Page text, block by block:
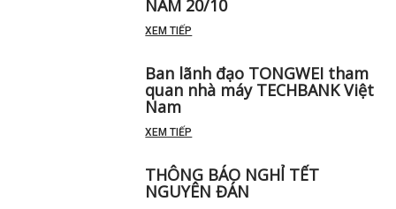
NAM 20/10
XEM TIẾP
Ban lãnh đạo TONGWEI tham
quan nhà máy TECHBANK Việt
Nam
XEM TIẾP
THÔNG BÁO NGHỈ TẾT
NGUYÊN ĐÁN